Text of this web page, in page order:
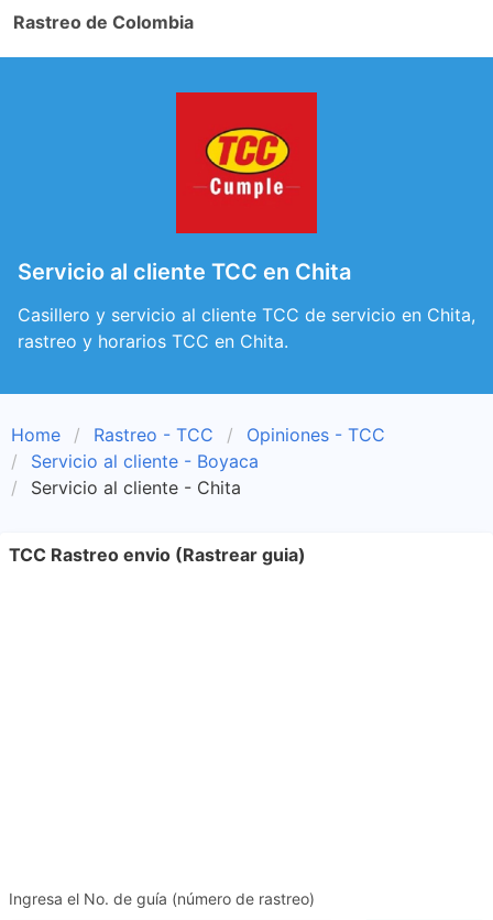
Rastreo de Colombia
Servicio al cliente TCC en Chita
Casillero y servicio al cliente TCC de servicio en Chita,
rastreo y horarios TCC en Chita.
Home Rastreo - TCC
Opiniones - TCC
Servicio al cliente - Boyaca
Servicio al cliente - Chita
TCC Rastreo envio (Rastrear guia)
Ingresa el No. de guía (número de rastreo)